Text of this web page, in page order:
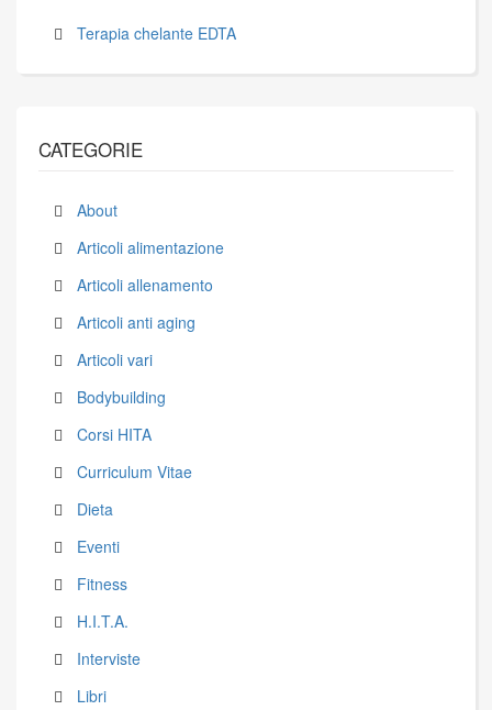
Terapia chelante EDTA
CATEGORIE
About
Articoli alimentazione
Articoli allenamento
Articoli anti aging
Articoli vari
Bodybuilding
Corsi HITA
Curriculum Vitae
Dieta
Eventi
Fitness
H.I.T.A.
Interviste
Libri